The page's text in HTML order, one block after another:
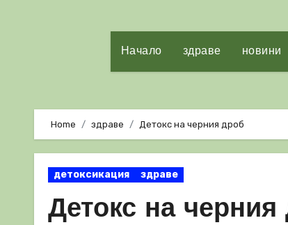
Начало здраве новини
Home здраве Детокс на черния дроб
детоксикация здраве
Детокс на черния